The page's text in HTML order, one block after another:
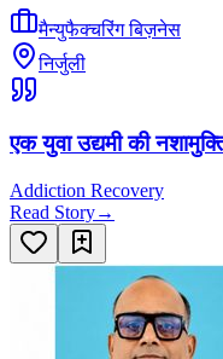
मैन्युफैक्चरिंग बिज़नेस
निर्जुली
एक युवा उद्यमी की
Addiction Recovery
Read Story→